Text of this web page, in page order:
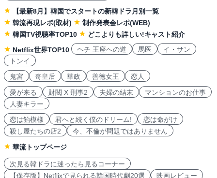
【最新8月】韓国でスタートの新韓ドラ月別一覧
韓流再現レポ(取材)
制作発表会レポ(WEB)
韓国TV視聴率TOP10
どこよりも詳しい!キャスト紹介
Netflix世界TOP10
ヘチ 王座への道 馬医
イ・サン
トンイ
鬼宮
奇皇后 華政 善徳女王 恋人
愛が来る 財閥 X 刑事2 夫婦の結末
マンションのお仕事
人妻キラー
恋は飴模様
君へと続く僕のドリーム!
恋は命がけ
殺し屋たちの店2
今、不倫が問題ではありません
華流トップページ
次見る韓ドラに迷ったら見るコーナー
【保存版】Netflixで見られる韓国時代劇20選
映画レビュー